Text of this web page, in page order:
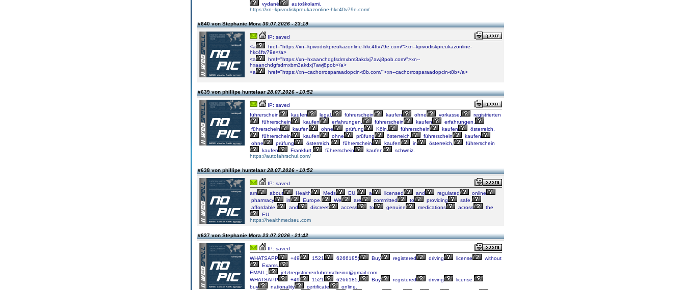
vydané
autoškolami.
https://xn--kpivodiskpreukazonline-hkc4ftv79e.com/
#640 von Stephanie Mora30.07.2026 - 23:19
IP: saved
<a
href="https://xn--kpivodiskpreukazonline-hkc4ftv79e.com/">xn--kpivodiskpreukazonline-
hkc4ftv79e</a>
<a
href="https://xn--hxaanchdgfsdrnxbm3akdxj7awj8pob.com/">xn--
hxaanchdgfsdrnxbm3akdxj7awj8pob</a>
<a
href="https://xn--cachorrosparaadopcin-t8b.com/">xn--cachorrosparaadopcin-t8b</a>
#639 von phillipe huntelaar28.07.2026 - 10:52
IP: saved
führerschein
kaufen legal, führerschein kaufen ohne vorkasse,
registrierten
führerschein
kaufen erfahrungen, führerschein kaufen
erfahrungen,
führerschein
kaufen ohne prüfung Köln, führerschein kaufen
österreich,
führerschein
kaufen ohne prüfung österreich, führerschein
kaufen
ohne
prüfung österreich, führerschein kaufen in österreich,
führerschein
kaufen
Frankfurt, führerschein kaufen
schweiz.
https://autofahrschul.com/
#638 von phillipe huntelaar28.07.2026 - 10:52
IP: saved
arn
about Health Meds EU, a licensed and regulated
online
pharmacy
in Europe. We are committed to providing
safe,
affordable,
and discreet access to genuine medications across
the
EU
https://healthmedseu.com
#637 von Stephanie Mora23.07.2026 - 21:42
IP: saved
WHATSAPP
+49 1521 6266185) Buy registered driving license
without
Exams.
EMAIL;;
jetztregistrierenfuhrerscheino@gmail.com
WHATSAPP
+49 1521 6266185, Buy registered driving
license.
buy
nationality certificate
online.